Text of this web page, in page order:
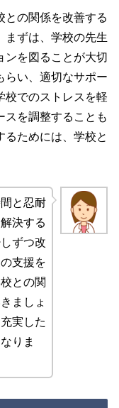
との関係を改善する
まずは、学校の先生
ンを図ることが大切
らい、適切なサポー
校でのストレスを軽
スを調整することも
るためには、学校と
と忍耐
決する
ずつ改
支援を
との関
ましょ
実した
りま